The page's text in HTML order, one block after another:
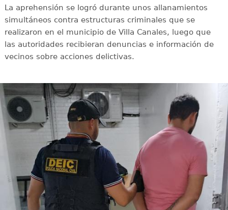
La aprehensión se logró durante unos allanamientos
simultáneos contra estructuras criminales que se
realizaron en el municipio de Villa Canales, luego que
las autoridades recibieran denuncias e información de
vecinos sobre acciones delictivas.